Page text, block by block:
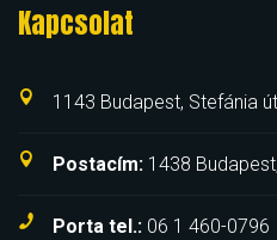
Kapcsolat
1143 Budapest, Stefánia
Postacím: 1438
Porta tel.: 06 1 460-0796